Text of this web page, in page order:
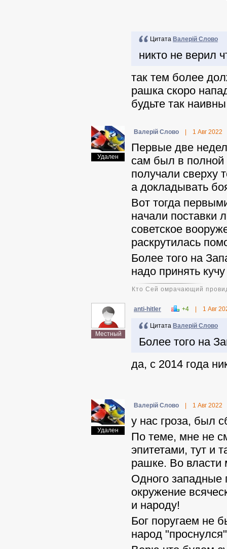
Цитата Валерій Слово
никто не верил
так тем более
рашка скоро
будьте так наивны
Удален
Валерій Слово 1 Авг 2022
Первые две
сам был в полной
получали сверху
а докладывать
Вот тогда
начали поставки
советское
раскрутилась
Более того на
надо принять
Кто Сей омрачающий
Местный
anti-hitler +4 1 Авг
Цитата Валерій Слово
Более того на
да, с 2014 года
Удален
Валерій Слово 1 Авг 2022
у нас гроза, был
По теме, мне не
эпитетами, тут и
рашке. Во власти
Одного западные
окружение
и народу!
Бог поругаем не
народ